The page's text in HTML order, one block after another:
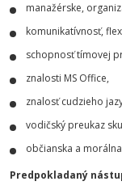
manažérske,
komunikatívnosť,
schopnosť tímovej
znalosti MS Office,
znalosť cudzieho
vodičský preukaz
občianska a
Predpokladaný